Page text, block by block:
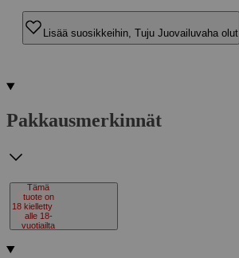
Lisää suosikkeihin, Tuju Juovailuvaha olut
Pakkausmerkinnät
18
Tämä
tuote on
kielletty
alle 18-
vuotiailta